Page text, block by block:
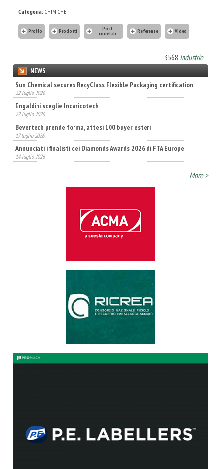
Categoria: CHIMICHE
Profilo Prodotti Post
correlati Referenze Video
3568 Industrie
NEWS
Sun Chemical secures RecyClass Flexible Packaging certification
22 luglio 2026
Engaldini sceglie Incaricotech
22 luglio 2026
Bevertech prende forma, attesi 100 buyer esteri
17 luglio 2026
Annunciati i finalisti dei Diamonds Awards 2026 di FTA Europe
14 luglio 2026
More >